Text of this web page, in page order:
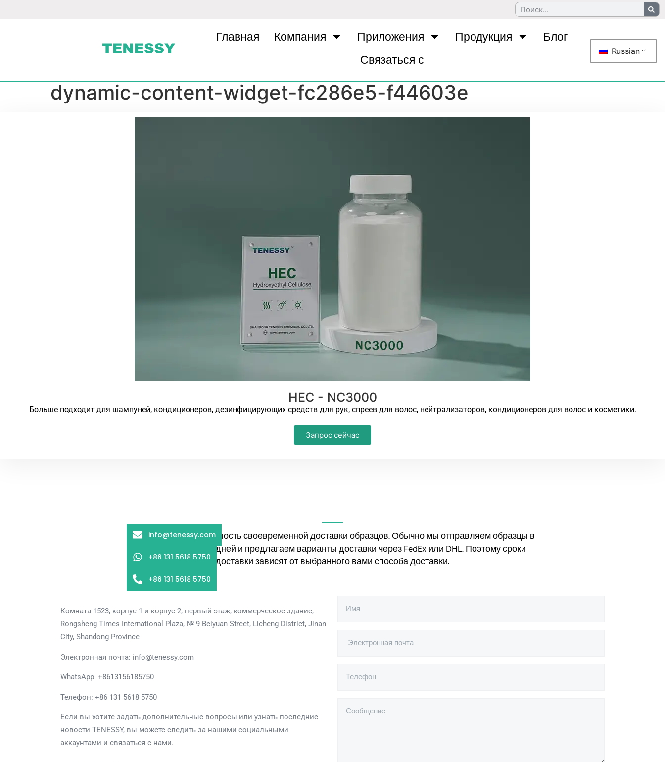
Главная Компания Приложения Продукция
Блог
Связаться с
Russian
dynamic-content-widget-fc286e5-f44603e
HEC - NC3000
Больше подходит для шампуней, кондиционеров, дезинфицирующих средств для рук, спреев для волос, нейтрализаторов, кондиционеров для волос и косметики.
Запрос сейчас
Tenessy понимает важность своевременной доставки образцов. Обычно мы отправляем образцы в
течение 2 рабочих дней и предлагаем варианты доставки через FedEx или DHL. Поэтому сроки
доставки зависят от выбранного вами способа доставки.
Комната 1523, корпус 1 и корпус 2, первый этаж, коммерческое здание,
Rongsheng Times International Plaza, № 9 Beiyuan Street, Licheng District, Jinan
City, Shandong Province
Электронная почта: info@tenessy.com
WhatsApp: +8613156185750
Телефон: +86 131 5618 5750
Если вы хотите задать дополнительные вопросы или узнать последние
новости TENESSY, вы можете следить за нашими социальными
аккаунтами и связаться с нами.
info@tenessy.com
+86 131 5618 5750
+86 131 5618 5750